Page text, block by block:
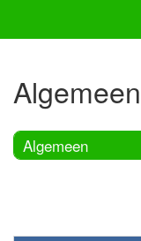
Algemeen
Algemeen